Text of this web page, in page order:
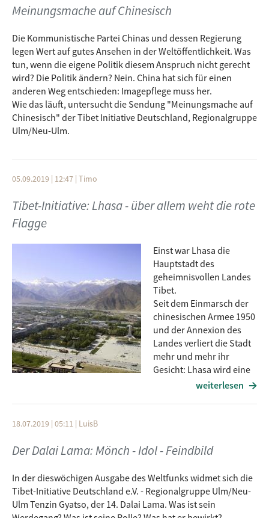
The Glory of Love
Buffalo Springfield
For what it's worth
Trinkhor
Never lose the light
Meinungsmache auf Chinesisch
Die Kommunistische Partei Chinas und dessen Regierung
legen Wert auf gutes Ansehen in der Weltöffentlichkeit. Was
tun, wenn die eigene Politik diesem Anspruch nicht gerecht
wird? Die Politik ändern? Nein. China hat sich für einen
anderen Weg entschieden: Imagepflege muss her.
Wie das läuft, untersucht die Sendung "Meinungsmache auf
Chinesisch" der Tibet Initiative Deutschland, Regionalgruppe
Ulm/Neu-Ulm.
05.09.2019 | 12:47 | Timo
Tibet-Initiative: Lhasa - über allem weht die rote
Flagge
Einst war Lhasa die
Hauptstadt des
geheimnisvollen Landes
Tibet.
Seit dem Einmarsch der
chinesischen Armee 1950
und der Annexion des
Landes verliert die Stadt
mehr und mehr ihr
Gesicht: Lhasa wird eine
Millionenstadt, wie sie zu
Über Gründe und Hintergründe informiert diese Sendung.
Bildquell:Wikipedia
Playlist zur Sendung:
Neville Brothers -Fallin‘ Rain / Album: Brother’s Keeper
Steely Dan - Any Major Dude will tell you, Pretzel / Album:
weiterlesen
18.07.2019 | 05:11 | LuisB
Der Dalai Lama: Mönch - Idol - Feindbild
In der dieswöchigen Ausgabe des Weltfunks widmet sich die
Tibet-Initiative Deutschland e.V. - Regionalgruppe Ulm/Neu-
Ulm Tenzin Gyatso, der 14. Dalai Lama. Was ist sein